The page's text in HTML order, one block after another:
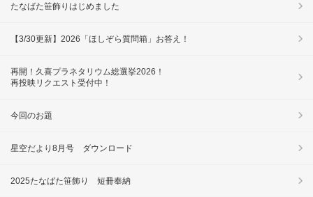
たなばた笹飾りはじめました
【3/30更新】2026「ほしぞら質問箱」お答え！
再開！久喜プラネタリウム総選挙2026！
再投映リクエスト受付中！
今回のお題
星空だより8月号 ダウンロード
2025たなばた笹飾り 短冊奉納